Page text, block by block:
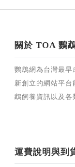
關於 TOA 鸚
鸚鵡網為台灣最
新創立的網站平
鵡飼養資訊以及各
運費說明與到